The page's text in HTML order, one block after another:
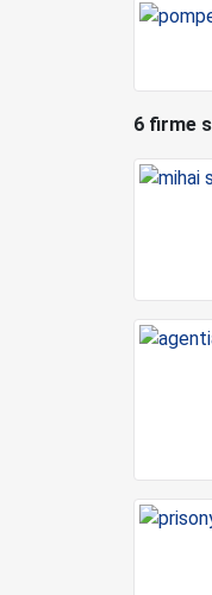
6 firme